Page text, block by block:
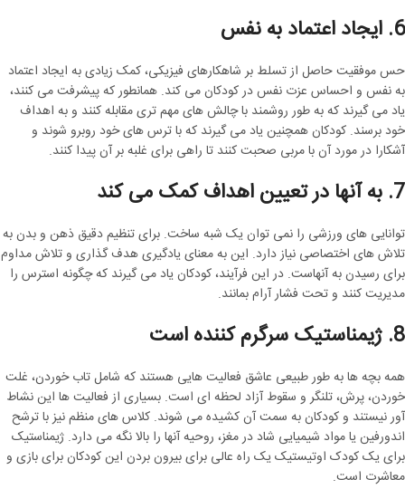
6. ایجاد اعتماد به نفس
حس موفقیت حاصل از تسلط بر شاهکارهای فیزیکی، کمک زیادی به ایجاد اعتماد
به نفس و احساس عزت نفس در کودکان می کند. همانطور که پیشرفت می کنند،
یاد می گیرند که به طور روشمند با چالش های مهم تری مقابله کنند و به اهداف
خود برسند. کودکان همچنین یاد می گیرند که با ترس های خود روبرو شوند و
آشکارا در مورد آن با مربی صحبت کنند تا راهی برای غلبه بر آن پیدا کنند.
7. به آنها در تعیین اهداف کمک می کند
توانایی های ورزشی را نمی توان یک شبه ساخت. برای تنظیم دقیق ذهن و بدن به
تلاش های اختصاصی نیاز دارد. این به معنای یادگیری هدف گذاری و تلاش مداوم
برای رسیدن به آنهاست. در این فرآیند، کودکان یاد می گیرند که چگونه استرس را
مدیریت کنند و تحت فشار آرام بمانند.
8. ژیمناستیک سرگرم کننده است
همه بچه ها به طور طبیعی عاشق فعالیت هایی هستند که شامل تاب خوردن، غلت
خوردن، پرش، تلنگر و سقوط آزاد لحظه ای است. بسیاری از فعالیت ها این نشاط
آور نیستند و کودکان به سمت آن کشیده می شوند. کلاس های منظم نیز با ترشح
اندورفین یا مواد شیمیایی شاد در مغز، روحیه آنها را بالا نگه می دارد. ژیمناستیک
برای یک کودک اوتیستیک یک راه عالی برای بیرون بردن این کودکان برای بازی و
معاشرت است.